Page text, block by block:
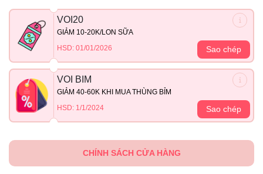
VOI20
GIẢM 10-20K/LON SỮA
HSD: 01/01/2026
Sao chép
VOI BIM
GIẢM 40-60K KHI MUA THÙNG BỈM
HSD: 1/1/2024
Sao chép
CHÍNH SÁCH CỬA HÀNG